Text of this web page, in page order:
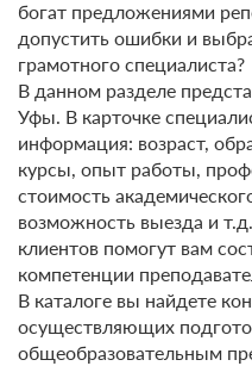
богат предложениями
допустить ошибки и
грамотного специалиста?
В данном разделе
Уфы. В карточке
информация: возраст,
курсы, опыт работы,
стоимость
возможность выезда и
клиентов помогут вам
компетенции
В каталоге вы найдете
осуществляющих
общеобразовательным